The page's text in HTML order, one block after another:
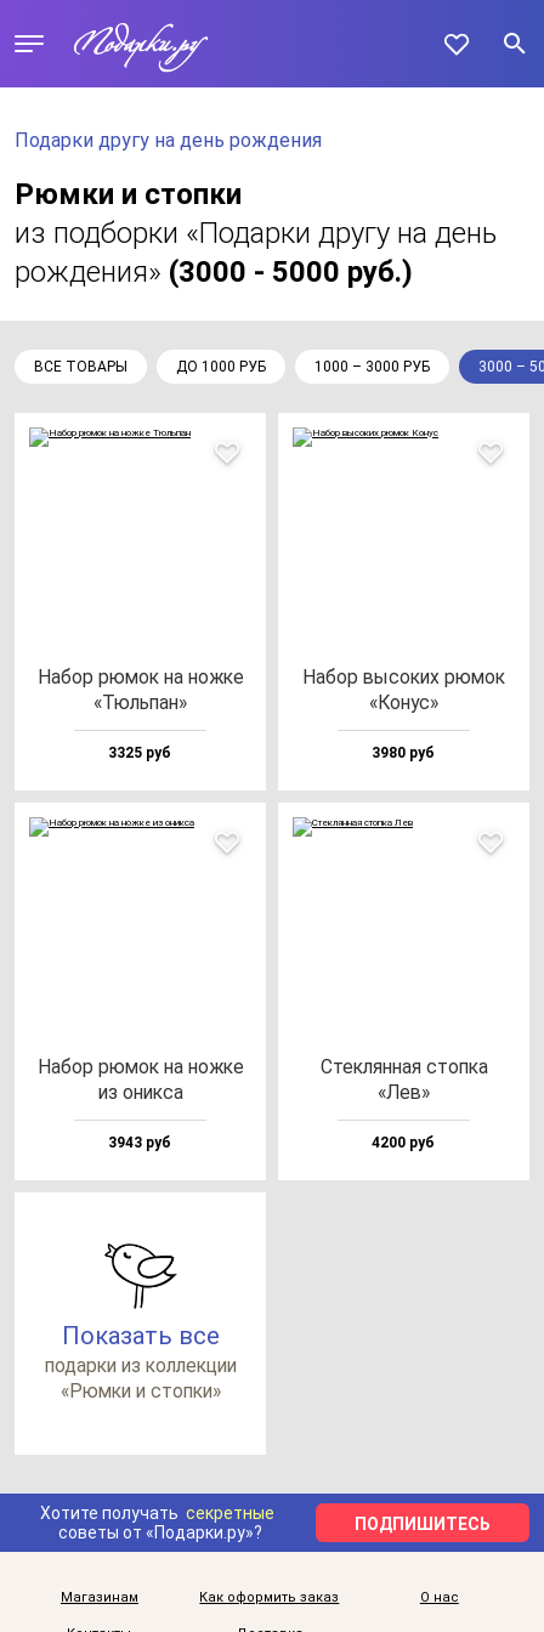
Подарки другу на день рождения
Рюмки и стопки
из подборки «Подарки другу на день
рождения» (3000 - 5000 руб.)
ВСЕ ТОВАРЫ ДО 1000 РУБ 1000 – 3000 РУБ 3000 –
Набор рю­мок на нож­ке
«Тюль­пан»
3325 руб
Набор вы­со­ких рю­мок
«Конус»
3980 руб
Набор рю­мок на нож­ке
из оник­са
3943 руб
Стек­лян­ная стоп­ка
«Лев»
4200 руб
Показать все
по­дар­ки из кол­лек­ции
«Рюм­ки и стоп­ки»
Хотите получать секретные
советы от «Подарки.ру»?
ПОДПИШИТЕСЬ
Магазинам Как оформить заказ О нас